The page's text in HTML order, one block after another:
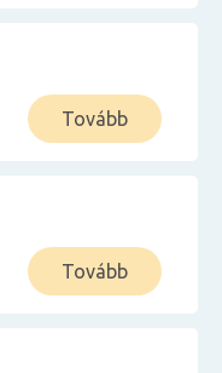
Tovább
Tovább